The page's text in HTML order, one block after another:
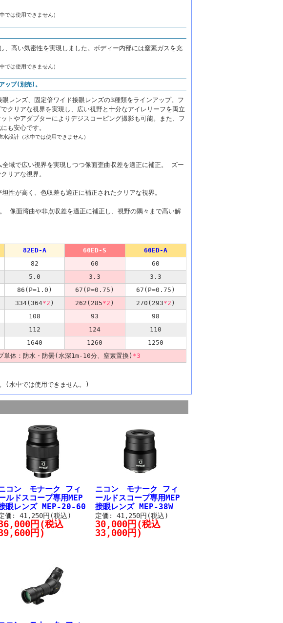
は使用できません）
高い気密性を実現しました。ボディー内部には窒素ガスを充
は使用できません）
ップ(別売)。
レンズ、固定倍ワイド接眼レンズの3種類をラインアップ。フ
クリアな視界を実現し、広い視野と十分なアイレリーフを両立
トやアダプターによりデジスコーピング撮影も可能。また、フ
も安心です。
設計（水中では使用できません）
域で広い視界を実現しつつ像面歪曲収差を適正に補正。 ズー
リアな視界。
性が高く、色収差も適正に補正されたクリアな視界。
面湾曲や非点収差を適正に補正し、視野の隅々まで高い解
82ED-A 60ED-S
60ED-A
82 60
60
5.0 3.3
3.3
86(P=1.0) 67(P=0.75)
67(P=0.75)
334(364*2 ) 262(285*2 ) 270(293*2 )
108 93
98
112 124
110
1640 1260
1250
単体：防水・防曇(水深1m-10分、窒素置換) *3
(水中では使用できません。)
コン モナーク フィ
ルドスコープ専用MEP
眼レンズ MEP-20-60
価: 41,250円(税込)
円(税込
円)
ニコン モナーク フィ
ールドスコープ専用MEP
接眼レンズ MEP-38W
定価: 41,250円(税込)
30,000円(税込
33,000円)